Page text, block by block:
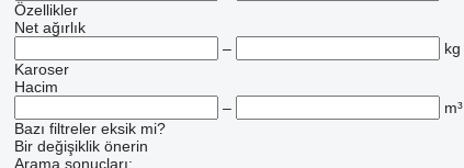
Özellikler
Net ağırlık
–
kg
Karoser
Hacim
–
m³
Bazı filtreler eksik mi?
Bir değişiklik önerin
Arama sonuçları: